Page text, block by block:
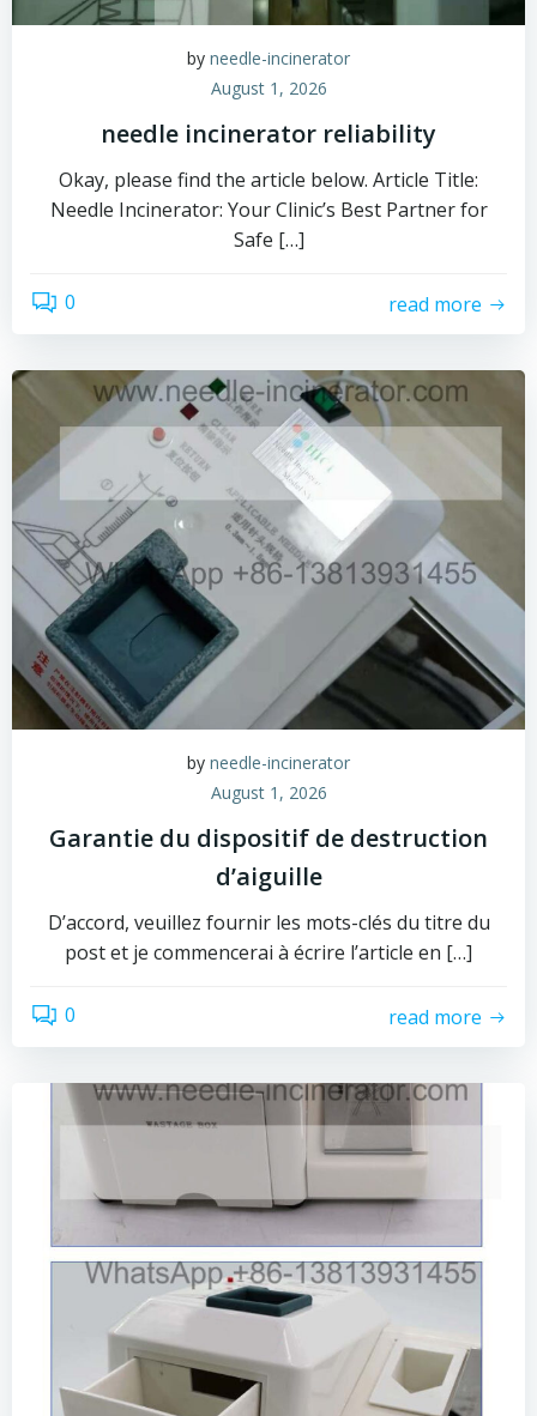
by needle-incinerator
August 1, 2026
needle incinerator reliability
Okay, please find the article below. Article Title:
Needle Incinerator: Your Clinic’s Best Partner for
Safe […]
0 read more
by needle-incinerator
August 1, 2026
Garantie du dispositif de destruction
d’aiguille
D’accord, veuillez fournir les mots-clés du titre du
post et je commencerai à écrire l’article en […]
0 read more